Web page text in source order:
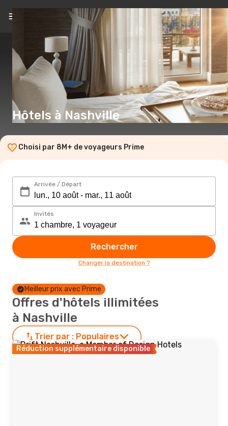
FR(€)
Hôtels à Nashville
Choisi par 8M+ de voyageurs Prime
Arrivée / Départ
Invités
Rechercher
Changer la destination ?
Meilleur prix avec Prime
Offres d'hôtels illimitées
à Nashville
Trier par : Populaires
Réduction supplémentaire disponible